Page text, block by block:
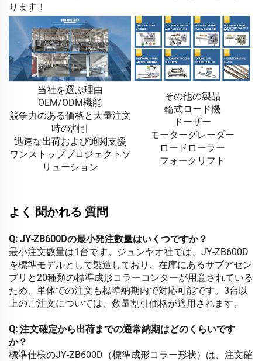
ります！
当社を選ぶ理由
OEM/ODM機能
競争力のある価格と大量注文
時の割引
迅速な出荷および通関支援
ワンストッププロジェクトソ
リューション
その他の製品
輪式ロード機
ドーザー
モーターグレーダー
ロードローラー
フォークリフト
よく 聞かれる 質問
Q: JY-ZB600Dの最小発注数量はいくつですか？
最小注文数量は1台です。ジュンヤオ社では、JY-ZB600D
を標準モデルとして製造しており、在庫にあるサブアセン
ブリと20種類の標準成形コラーコンターが用意されている
ため、単体での注文も標準納期内で対応可能です。3台以
上のご注文については、数量割引価格が適用されます。
Q: 注文確定から出荷までの通常納期はどのくらいです
か？
標準仕様のJY-ZB600D（標準成形コラー形状）は、注文確